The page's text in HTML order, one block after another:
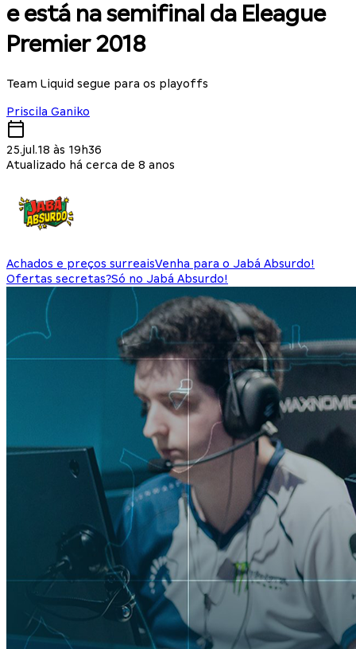
e está na semifinal da Eleague
Premier 2018
Team Liquid segue para os playoffs
Priscila Ganiko
25.jul.18 às 19h36
Atualizado há cerca de 8 anos
Achados e preços surreaisVenha para o Jabá Absurdo!
Ofertas secretas?Só no Jabá Absurdo!